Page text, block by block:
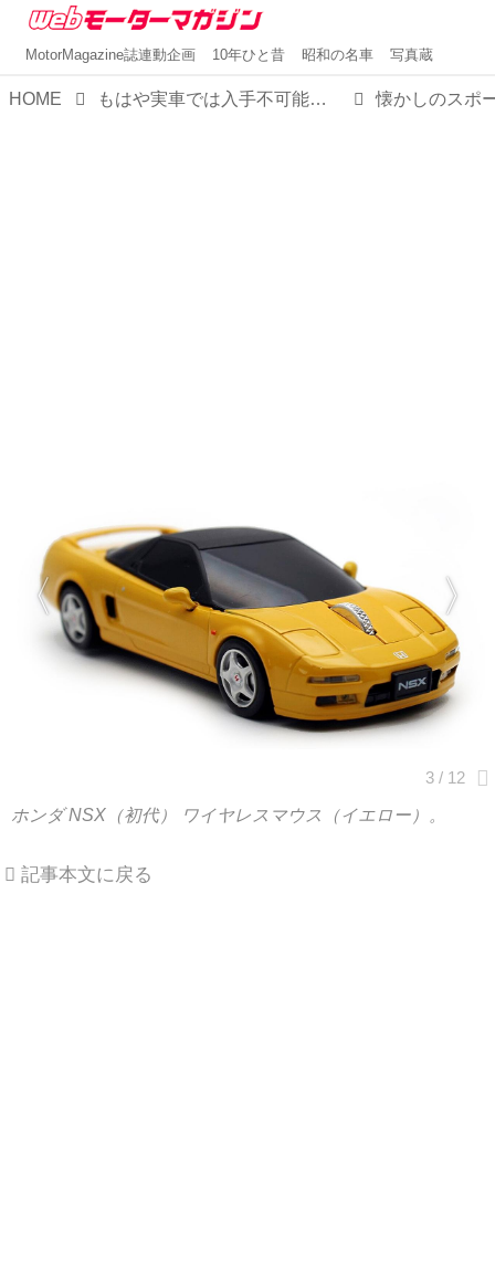
MotorMagazine誌連動企画 10年ひと昔 昭和の名車 写真蔵
HOME もはや実車では入手不可能に近い「名車」も、これなら自分のモノにできる！【MMスタイル コレクション】
ホンダ NSX（初代） ワイヤレスマウス（イエロー）。
記事本文に戻る